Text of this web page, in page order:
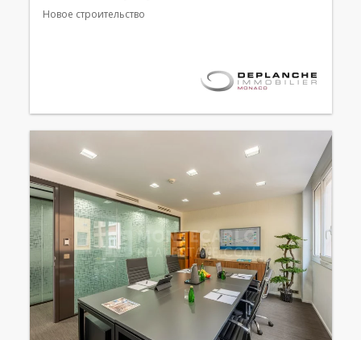
Новое строительство